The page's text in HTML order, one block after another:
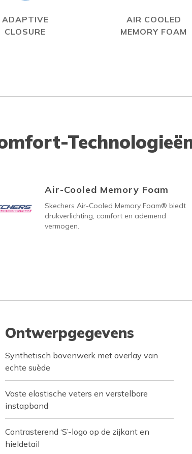
ADAPTIVE
CLOSURE
AIR COOLED
MEMORY FOAM
Air-Cooled Memory Foam
Skechers Air-Cooled Memory Foam® biedt
drukverlichting, comfort en ademend
vermogen.
Ontwerpgegevens
Synthetisch bovenwerk met overlay van
echte suède
Vaste elastische veters en verstelbare
instapband
Contrasterend ‘S’-logo op de zijkant en
hieldetail